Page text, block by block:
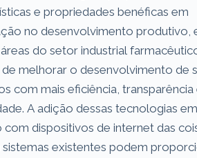
e propriedades benéficas em
no desenvolvimento produtivo,
do setor industrial
melhorar o desenvolvimento de
com mais eficiência, transparência
A adição dessas tecnologias em
com dispositivos de internet das
sistemas existentes podem